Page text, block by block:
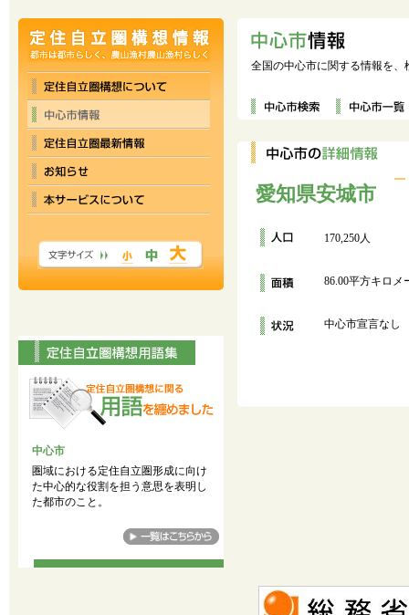
全国の中心市に関する情報を
愛知県安城市
170,250人
86.00平方キロメ
中心市宣言なし
中心市
圏域における定住自立圏形成に向け
た中心的な役割を担う意思を表明し
た都市のこと。